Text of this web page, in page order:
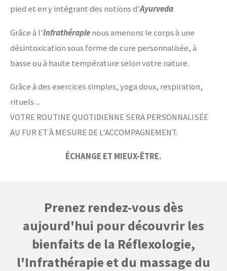
pied et en y intégrant des notions d'Ayurveda.
Grâce à l'Infrathérapienous amenons le corps à une
désintoxication sous forme de cure personnalisée, à
basse ou à haute température selon votre nature.
Grâce à des exercices simples, yoga doux, respiration,
rituels ...
VOTRE ROUTINE QUOTIDIENNE SERA PERSONNALISÉE
AU FUR ET À MESURE DE L'ACCOMPAGNEMENT.
ÉCHANGE ET MIEUX-ÊTRE.
Prenez rendez-vous dès
aujourd'hui pour découvrir les
bienfaits de la Réflexologie,
l'Infrathérapie et du massage du